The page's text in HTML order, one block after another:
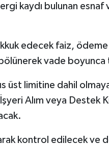
kaydı bulunan esnaf
edecek faiz,
vade boyunca
üst limitine dahil
Alım veya Destek
kontrol edilecek ve